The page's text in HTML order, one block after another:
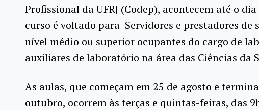
Profissional da UFRJ (Codep), acontecem até o
curso é voltado para Servidores e prestadores de
nível médio ou superior ocupantes do cargo de
auxiliares de laboratório na área das Ciências da
As aulas, que começam em 25 de agosto e
outubro, ocorrem às terças e quintas-feiras, das